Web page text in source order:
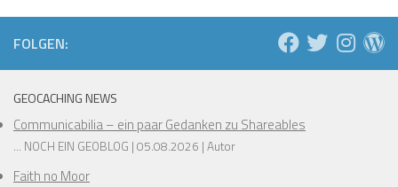
FOLGEN:
GEOCACHING NEWS
Communicabilia – ein paar Gedanken zu Shareables
... NOCH EIN GEOBLOG 05.08.2026 Autor
Faith no Moor